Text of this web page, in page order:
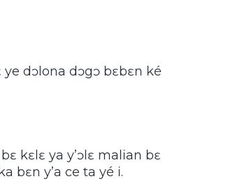
ye dɔlona dɔgɔ bɛbɛn ké
kɛlɛ ya y’ɔlɛ malian bɛ
bɛn y’a ce ta yé i.